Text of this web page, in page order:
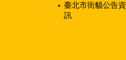
臺北市街貓公告資
訊